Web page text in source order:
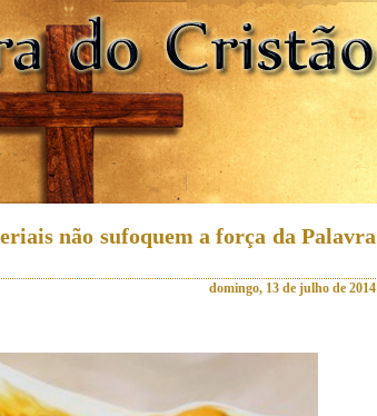
não sufoquem a força da Palavra
domingo, 13 de julho de 2014